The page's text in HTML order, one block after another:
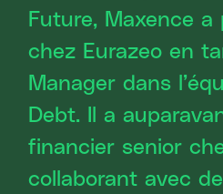
Future, Maxence
chez Eurazeo en
Manager dans
Debt. Il a
financier senior
collaborant avec